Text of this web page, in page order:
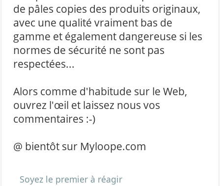
de pâles copies des produits originaux,
avec une qualité vraiment bas de
gamme et également dangereuse si les
normes de sécurité ne sont pas
respectées...
Alors comme d'habitude sur le Web,
ouvrez l'œil et laissez nous vos
commentaires :-)
@ bientôt sur Myloope.com
Soyez le premier à réagir